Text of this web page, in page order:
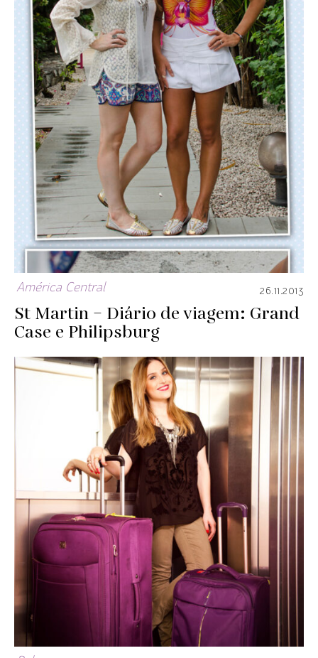
América Central 26.11.2013
St Martin – Diário de viagem: Grand
Case e Philipsburg